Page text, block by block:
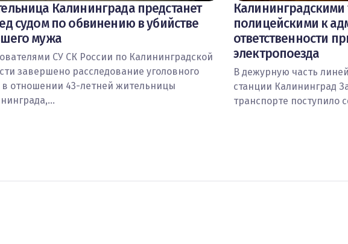
Калининграда предстанет
судом по обвинению в убийстве
мужа
СУ СК России по Калининградской
завершено расследование уголовного
в отношении 43-летней жительницы
полицейскими к
ответственности
электропоезда
В дежурную часть
станции Калининград
транспорте поступило